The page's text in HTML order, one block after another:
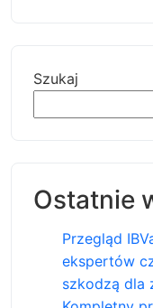
Szukaj
Ostatnie
Przegląd
ekspertów
szkodzą dla